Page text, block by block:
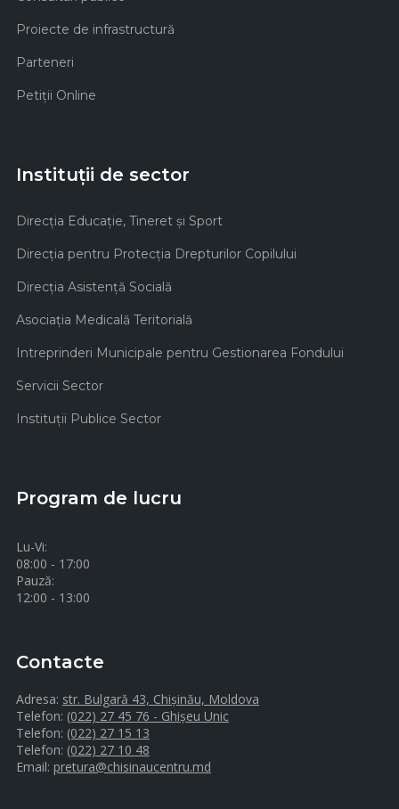
Proiecte de infrastructură
Parteneri
Petiții Online
Instituții de sector
Direcţia Educaţie, Tineret şi Sport
Direcţia pentru Protecţia Drepturilor Copilului
Direcţia Asistenţă Socială
Asociaţia Medicală Teritorială
Intreprinderi Municipale pentru Gestionarea Fondului
Servicii Sector
Instituţii Publice Sector
Program de lucru
Lu-Vi:
08:00 - 17:00
Pauză:
12:00 - 13:00
Contacte
Adresa: str. Bulgară 43, Chișinău, Moldova
Telefon: (022) 27 45 76 - Ghișeu Unic
Telefon: (022) 27 15 13
Telefon: (022) 27 10 48
Email: pretura@chisinaucentru.md